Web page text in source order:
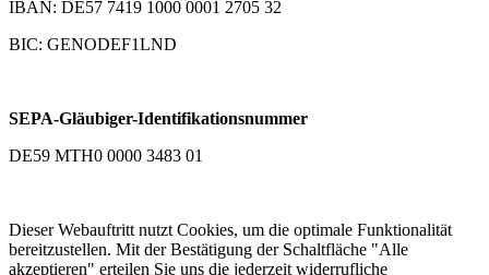
IBAN: DE57 7419 1000 0001 2705 32
BIC: GENODEF1LND
SEPA-Gläubiger-Identifikationsnummer
DE59 MTH0 0000 3483 01
Dieser Webauftritt nutzt Cookies, um die optimale Funktionalität
bereitzustellen. Mit der Bestätigung der Schaltfläche "Alle
akzeptieren" erteilen Sie uns die jederzeit widerrufliche